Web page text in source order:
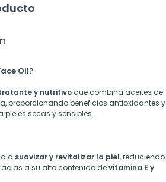
Oil?
y nutritivo que combina aceites de
proporcionando beneficios antioxidantes y
pieles secas y sensibles.
a suavizar y revitalizar la piel, reduciendo
a su alto contenido devitamina E y